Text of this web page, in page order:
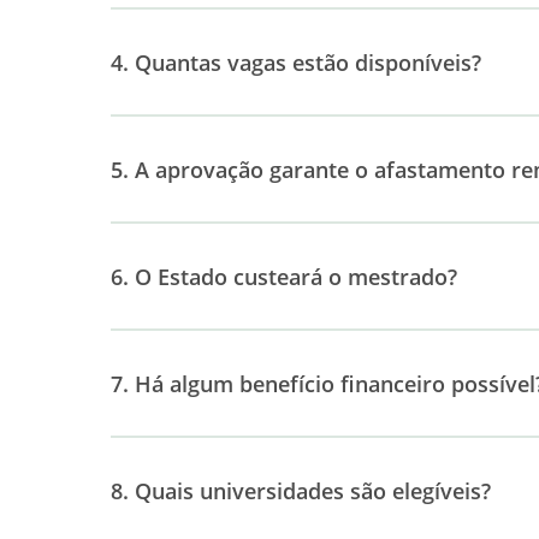
4. Quantas vagas estão disponíveis?
5. A aprovação garante o afastamento
6. O Estado custeará o mestrado?
7. Há algum benefício financeiro
8. Quais universidades são elegíveis?